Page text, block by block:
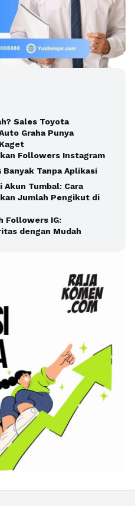
Sales Toyota
Graha Punya
Followers Instagram
Banyak Tanpa Aplikasi
Tumbal: Cara
Jumlah Pengikut di
Followers IG:
dengan Mudah